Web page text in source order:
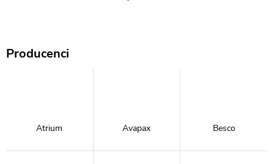
Producenci
Atrium Avapax Besco